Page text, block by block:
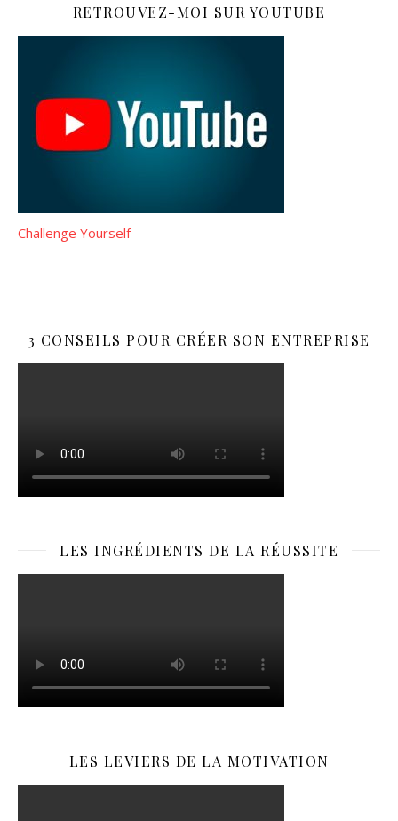
RETROUVEZ-MOI SUR YOUTUBE
Challenge Yourself
3 CONSEILS POUR CRÉER SON ENTREPRISE
LES INGRÉDIENTS DE LA RÉUSSITE
LES LEVIERS DE LA MOTIVATION